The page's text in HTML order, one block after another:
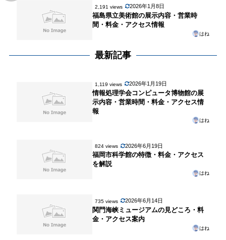
2,191 views 2026年1月8日
福島県立美術館の展示内容・営業時
間・料金・アクセス情報
はね
最新記事
1,119 views 2026年1月19日
情報処理学会コンピュータ博物館の展
示内容・営業時間・料金・アクセス情
報
はね
824 views 2026年6月19日
福岡市科学館の特徴・料金・アクセス
を解説
はね
735 views 2026年6月14日
関門海峡ミュージアムの見どころ・料
金・アクセス案内
はね